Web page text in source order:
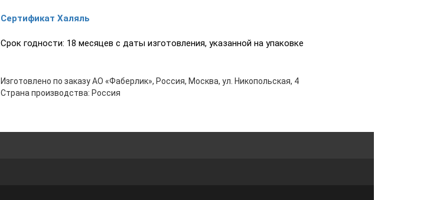
Сертификат Халяль
Срок годности: 18 месяцев с даты изготовления, указанной на упаковке
Изготовлено по заказу АО «Фаберлик», Россия, Москва, ул. Никопольская, 4
Страна производства: Россия